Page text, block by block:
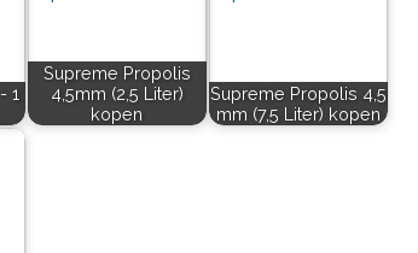
1
Supreme Propolis
4,5mm (2,5 Liter)
kopen
Supreme Propolis 4,5
mm (7,5 Liter) kopen